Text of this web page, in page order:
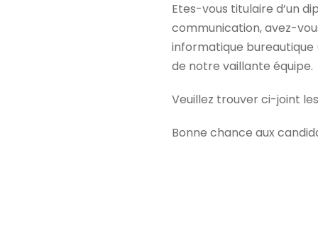
Etes-vous titulaire d’un
communication, avez-
informatique bureautique
de notre vaillante équipe.
Veuillez trouver ci-joint
Bonne chance aux